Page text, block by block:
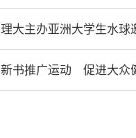
理大主办亚洲大学生水球
新书推广运动 促进大众